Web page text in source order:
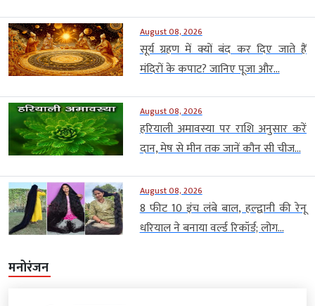
August 08, 2026
सूर्य ग्रहण में क्यों बंद कर दिए जाते हैं
मंदिरों के कपाट? जानिए पूजा और...
August 08, 2026
हरियाली अमावस्या पर राशि अनुसार करें
दान, मेष से मीन तक जानें कौन सी चीज...
August 08, 2026
8 फीट 10 इंच लंबे बाल, हल्द्वानी की रेनू
धरियाल ने बनाया वर्ल्ड रिकॉर्ड; लोग...
मनोरंजन